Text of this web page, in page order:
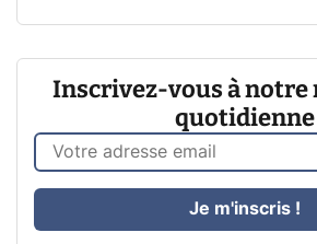
Inscrivez-vous à
quotidienne
Je m'inscris !